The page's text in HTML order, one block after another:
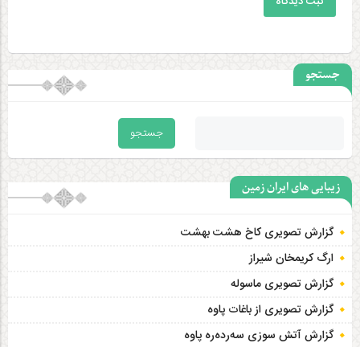
جستجو
زیبایی های ایران زمین
گزارش تصویری کاخ هشت‌ بهشت
ارگ کریمخان شیراز
گزارش تصویری ماسوله
گزارش تصویری از باغات پاوه
گزارش آتش سوزی سەردەرە پاوه